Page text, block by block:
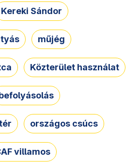
Kereki Sándor
műjég
Közterület használat
országos csúcs
villamos